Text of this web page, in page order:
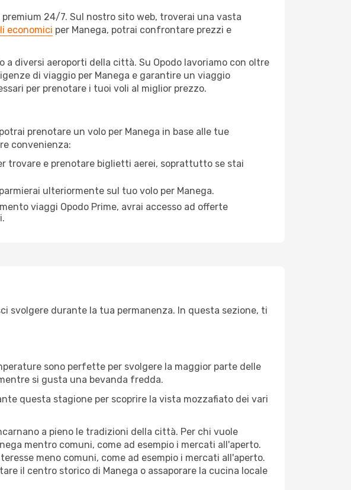
24/7. Sul nostro sito web, troverai una vasta
economici per Manega, potrai confrontare prezzi e
diversi aeroporti della città. Su Opodo lavoriamo con oltre
di viaggio per Manega e garantire un viaggio
per prenotare i tuoi voli al miglior prezzo.
prenotare un volo per Manega in base alle tue
convenienza:
trovare e prenotare biglietti aerei, soprattutto se stai
ulteriormente sul tuo volo per Manega.
viaggi Opodo Prime, avrai accesso ad offerte
svolgere durante la tua permanenza. In questa sezione, ti
sono perfette per svolgere la maggior parte delle
si gusta una bevanda fredda.
questa stagione per scoprire la vista mozzafiato dei vari
a pieno le tradizioni della città. Per chi vuole
mentro comuni, come ad esempio i mercati all'aperto.
meno comuni, come ad esempio i mercati all'aperto.
il centro storico di Manega o assaporare la cucina locale